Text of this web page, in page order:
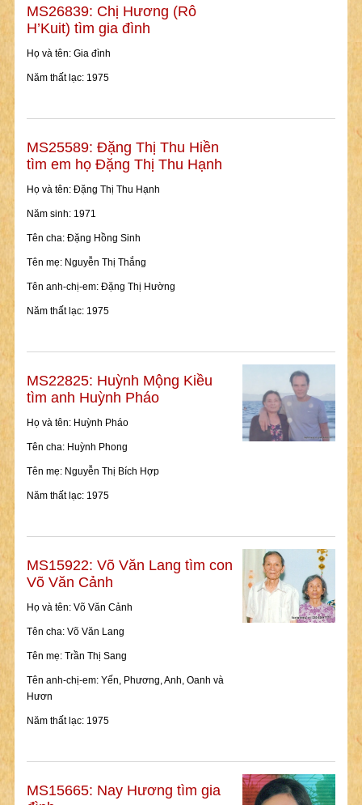
MS26839: Chị Hương (Rô
H’Kuit) tìm gia đình
Họ và tên: Gia đình
Năm thất lạc: 1975
MS25589: Đặng Thị Thu Hiền
tìm em họ Đặng Thị Thu Hạnh
Họ và tên: Đặng Thị Thu Hạnh
Năm sinh: 1971
Tên cha: Đặng Hồng Sinh
Tên mẹ: Nguyễn Thị Thắng
Tên anh-chị-em: Đặng Thị Hường
Năm thất lạc: 1975
MS22825: Huỳnh Mộng Kiều
tìm anh Huỳnh Pháo
Họ và tên: Huỳnh Pháo
Tên cha: Huỳnh Phong
Tên mẹ: Nguyễn Thị Bích Hợp
Năm thất lạc: 1975
MS15922: Võ Văn Lang tìm con
Võ Văn Cảnh
Họ và tên: Võ Văn Cảnh
Tên cha: Võ Văn Lang
Tên mẹ: Trần Thị Sang
Tên anh-chị-em: Yến, Phương, Anh, Oanh và
Hươn
Năm thất lạc: 1975
MS15665: Nay Hương tìm gia